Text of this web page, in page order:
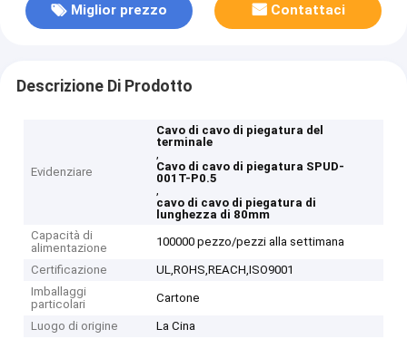
Miglior prezzo Contattaci
Descrizione Di Prodotto
Evidenziare
Cavo di cavo di piegatura del
terminale
,
Cavo di cavo di piegatura SPUD-
001T-P0.5
,
cavo di cavo di piegatura di
lunghezza di 80mm
Capacità di
alimentazione
100000 pezzo/pezzi alla settimana
Certificazione
UL,ROHS,REACH,ISO9001
Imballaggi
particolari
Cartone
Luogo di origine
La Cina